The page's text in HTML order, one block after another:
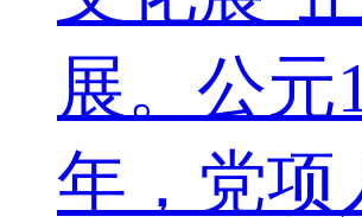
展。公元
年，党项